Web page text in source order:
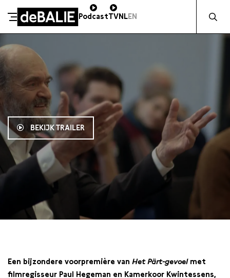
Meteen naar de content
De Balie
PodcastTVNLEN
BEKIJK TRAILER
Een bijzondere voorpremière van Het Pärt-gevoelmet
filmregisseur Paul Hegeman en Kamerkoor Kwintessens,